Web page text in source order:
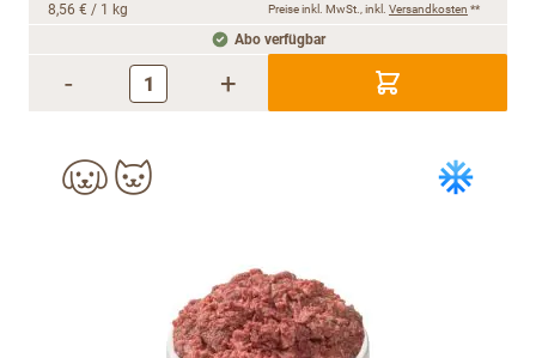
8,56 € / 1 kg Preise inkl. MwSt., inkl. Versandkosten **
Abo verfügbar
- +